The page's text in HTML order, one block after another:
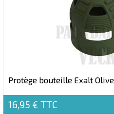
Protège bouteille Exalt Olive
16,95 € TTC